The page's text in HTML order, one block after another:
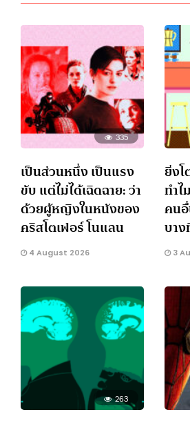
335
เป็นส่วนหนึ่ง เป็นแรง
ขับ แต่ไม่ได้เฉิดฉาย: ว่า
ด้วยผู้หญิงในหนังของ
คริสโตเฟอร์ โนแลน
4 August 2026
ยิ่ง
ทำ
คน
บา
3
263